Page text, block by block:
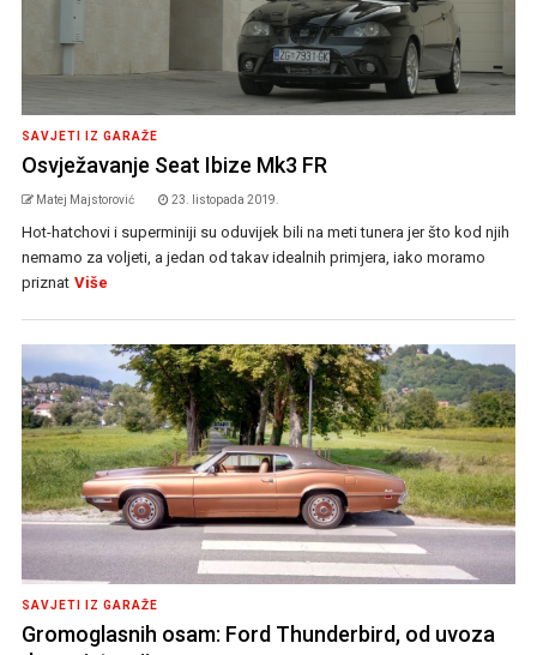
SAVJETI IZ GARAŽE
Osvježavanje Seat Ibize Mk3 FR
Matej Majstorović 23. listopada 2019.
Hot-hatchovi i superminiji su oduvijek bili na meti tunera jer što kod njih
nemamo za voljeti, a jedan od takav idealnih primjera, iako moramo
priznat Više
SAVJETI IZ GARAŽE
Gromoglasnih osam: Ford Thunderbird, od uvoza